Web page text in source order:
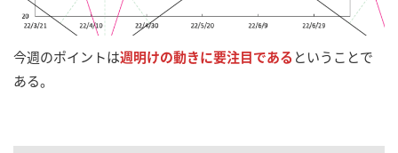
今週のポイントは週明けの動きに要注目である ということで
ある。